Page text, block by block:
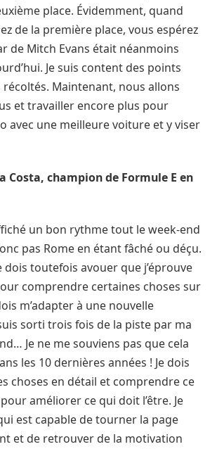
place. Évidemment, quand
de la première place, vous espérez
de Mitch Evans était néanmoins
Je suis content des points
récoltés. Maintenant, nous allons
et travailler encore plus pour
avec une meilleure voiture et y viser
Costa, champion de Formule E en
un bon rythme tout le week-end
pas Rome en étant fâché ou déçu.
dois toutefois avouer que j’éprouve
comprendre certaines choses sur
m’adapter à une nouvelle
sorti trois fois de la piste par ma
Je ne me souviens pas que cela
les 10 dernières années ! Je dois
choses en détail et comprendre ce
pour améliorer ce qui doit l’être. Je
est capable de tourner la page
et de retrouver de la motivation